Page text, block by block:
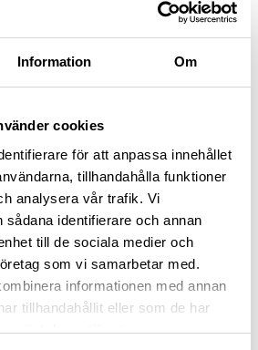
Information Om
cookies
för att anpassa innehållet
tillhandahålla funktioner
analysera vår trafik. Vi
sådana identifierare och annan
till de sociala medier och
som vi samarbetar med.
informationen med annan
tillhandahållit eller som de har
deras tjänster.